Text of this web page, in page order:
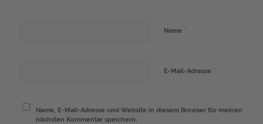
Name *
E-Mail-Adresse *
Name, E-Mail-Adresse und Website in diesem Browser für meinen
nächsten Kommentar speichern.